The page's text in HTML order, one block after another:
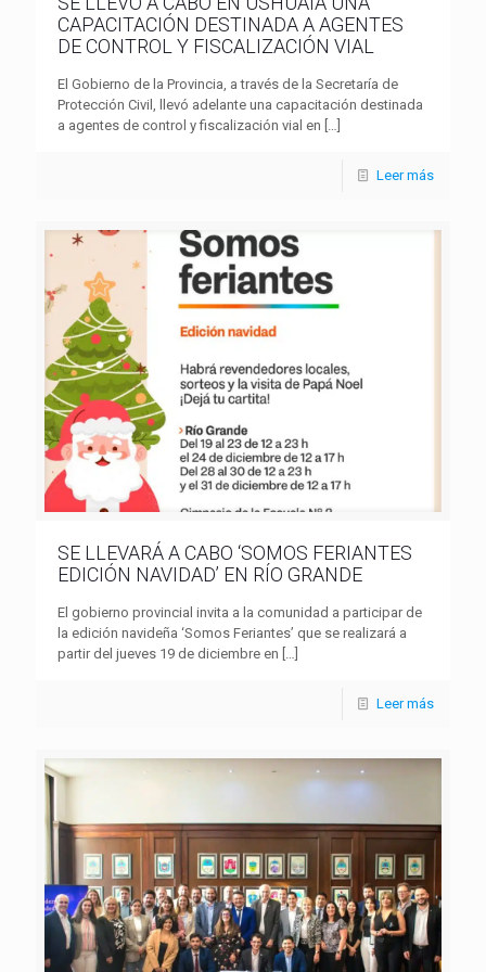
CAPACITACIÓN DESTINADA A AGENTES
DE CONTROL Y FISCALIZACIÓN VIAL
El Gobierno de la Provincia, a través de la Secretaría de
Protección Civil, llevó adelante una capacitación destinada
a agentes de control y fiscalización vial en […]
Leer más
SE LLEVARÁ A CABO ‘SOMOS FERIANTES
EDICIÓN NAVIDAD’ EN RÍO GRANDE
El gobierno provincial invita a la comunidad a participar de
la edición navideña ‘Somos Feriantes’ que se realizará a
partir del jueves 19 de diciembre en
Leer más